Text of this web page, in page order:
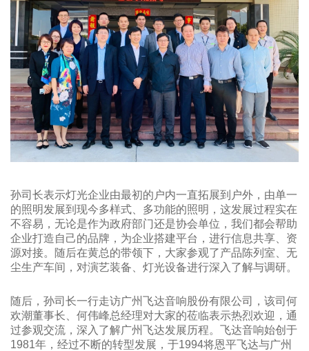
孙司长表示灯光企业由最初的户内一直拓展到户外，由单一
的照明发展到现今多样式、多功能的照明，这发展过程实在
不容易，无论是作为政府部门还是协会单位，我们都会帮助
企业打造自己的品牌，为企业搭建平台，进行信息共享、资
源对接。
随后在黄总的带领下，大家参观了产品陈列室、无
尘生产车间，对演艺装备、灯光设备进行深入了解与调研。
随后，孙司长一行走访广州飞达音响股份有限公司，该司何
欢潮董事长、何伟峰总经理对大家的莅临表示热烈欢迎，通
过参观交流，深入了解广州飞达发展历程。飞达音响始创于
1981年，经过不断的转型发展，于1994将恩平飞达与广州